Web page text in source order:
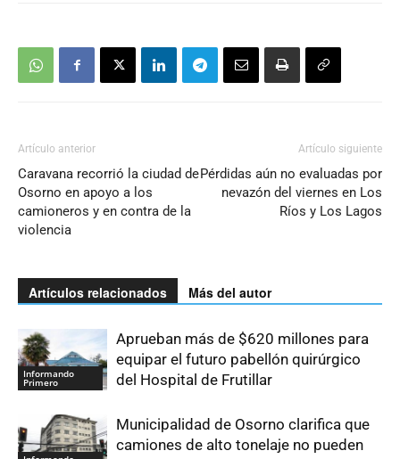
Artículo anterior
Caravana recorrió la ciudad de
Osorno en apoyo a los
camioneros y en contra de la
violencia
Artículo siguiente
Pérdidas aún no evaluadas por
nevazón del viernes en Los
Ríos y Los Lagos
Artículos relacionados Más del autor
Informando
Primero
Aprueban más de $620 millones para
equipar el futuro pabellón quirúrgico
del Hospital de Frutillar
Municipalidad de Osorno clarifica que
camiones de alto tonelaje no pueden